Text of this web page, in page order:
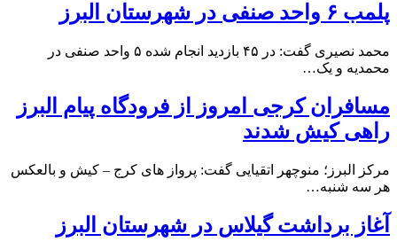
پلمب ۶ واحد صنفی در شهرستان البرز
محمد نصیری گفت: در ۴۵ بازدید انجام شده ۵ واحد صنفی در
محمدیه و یک…
مسافران کرجی امروز از فرودگاه پیام البرز
راهی کیش شدند
مرکز البرز؛ منوچهر اتقیایی گفت: پرواز های کرج – کیش و بالعکس
هر سه شنبه…
آغاز برداشت گیلاس در شهرستان البرز